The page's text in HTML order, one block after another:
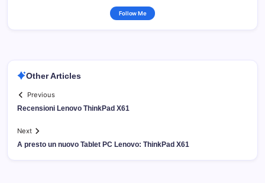
Follow Me
Other Articles
Previous
Recensioni Lenovo ThinkPad X61
Next
A presto un nuovo Tablet PC Lenovo: ThinkPad X61